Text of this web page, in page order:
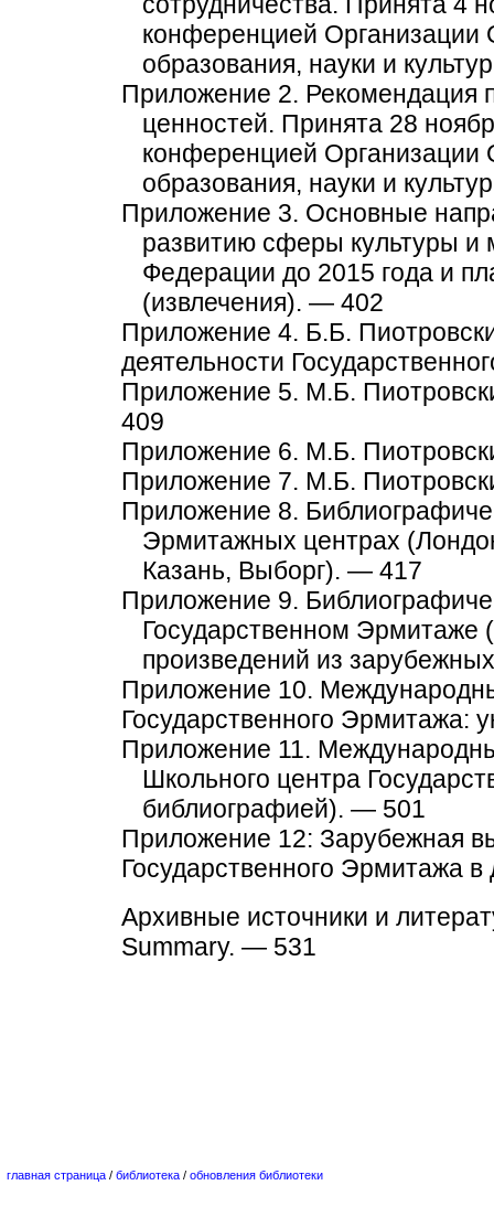
конференцией
образования, науки и
Приложение 2. Рекомендация
ценностей. Принята 28
конференцией
образования, науки и
Приложение 3. Основные
развитию сферы культуры и
Федерации до 2015 года и
(извлечения). — 402
Приложение 4. Б.Б.
деятельности
Приложение 5. М.Б.
409
Приложение 6. М.Б.
Приложение 7. М.Б.
Приложение 8.
Эрмитажных центрах
Казань, Выборг). — 417
Приложение 9.
Государственном Эрмитаже
произведений из
Приложение 10.
Государственного Эрмитажа:
Приложение 11.
Школьного центра
библиографией). — 501
Приложение 12: Зарубежная
Государственного Эрмитажа
Архивные источники и
Summary. — 531
главная страница / библиотека / обновления библиотеки